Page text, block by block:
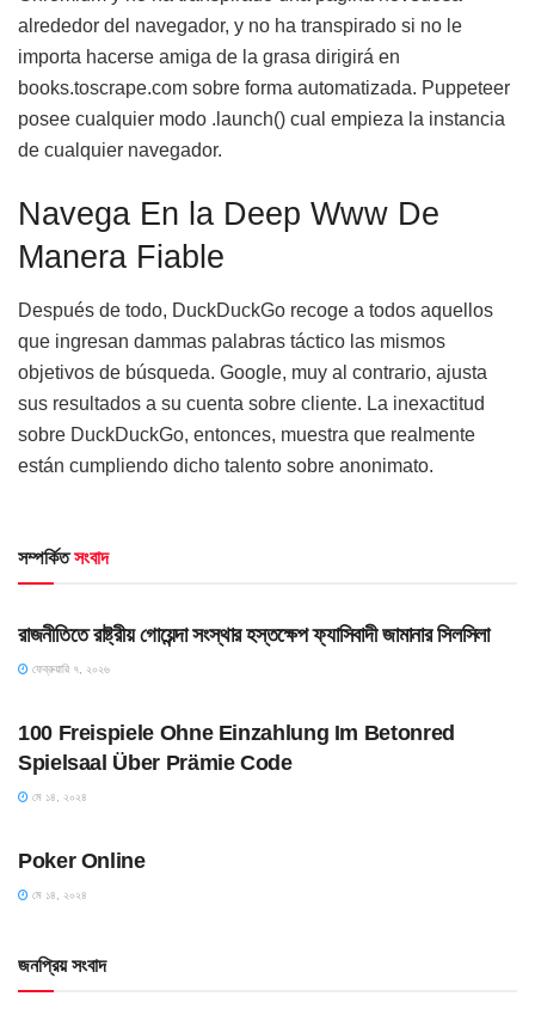
alrededor del navegador, y no ha transpirado si no le
importa hacerse amiga de la grasa dirigirá en
books.toscrape.com sobre forma automatizada. Puppeteer
posee cualquier modo .launch() cual empieza la instancia
de cualquier navegador.
Navega En la Deep Www De
Manera Fiable
Después de todo, DuckDuckGo recoge a todos aquellos
que ingresan dammas palabras táctico las mismos
objetivos de búsqueda. Google, muy al contrario, ajusta
sus resultados a su cuenta sobre cliente. La inexactitud
sobre DuckDuckGo, entonces, muestra que realmente
están cumpliendo dicho talento sobre anonimato.
সম্পর্কিতসংবাদ
UNCATEGORIZED
রাজনীতিতে রাষ্ট্রীয় গোয়েন্দা সংস্থার হস্তক্ষেপ ফ্যাসিবাদী জামানার সিলসিলা
ফেব্রুয়ারি ৭, ২০২৬
100 Freispiele Ohne Einzahlung Im Betonred
Spielsaal Über Prämie Code
মে ১৪, ২০২৪
Poker Online
মে ১৪, ২০২৪
জনপ্রিয় সংবাদ